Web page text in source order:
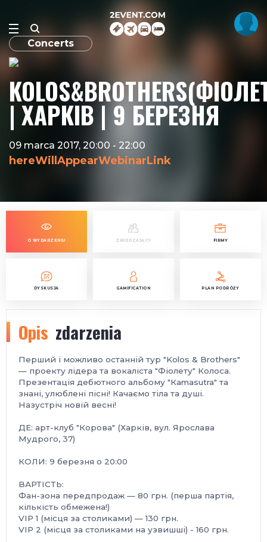
Concerts
| ХАРКІВ | 9 БЕРЕЗНЯ
09 marca 2017, 20:00 - 22:00
hereWillAppearWebinarLink
O WYDARZENIU ZWIEDZAJĄCY FIRMY
DYSKUSJA GAMIFICATION PLAN PODRÓŻY
Opis zdarzenia
Перший і можливо останній тур "Kolos & Brothers"
— проекту лідера та вокаліста "Фіолету" Колоса.
Презентація дебютного альбому "Кamasutra" та
знані, улюблені пісні! Качаємо тіла та душі.
Назустріч новій весні!
ДЕ: арт-клуб "Корова" (Харків, вул. Ярослава
Мудрого, 37)
КОЛИ: 9 березня о 20:00
ВАРТІСТЬ:
Фан-зона передпродаж — 80 грн. (перша партія,
кількість обмежена!)
VIP 1 (місця за столиками) — 130 грн.
VIP 2 (місця за столиками на узвишші) - 160 грн.